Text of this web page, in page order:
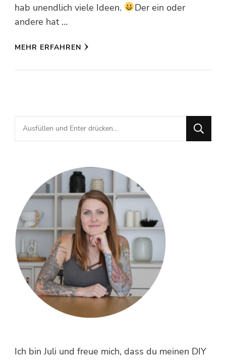
hab unendlich viele Ideen.
Der ein oder
andere hat …
MEHR ERFAHREN
Suchst
du
Ich bin Juli und freue mich, dass du meinen DIY